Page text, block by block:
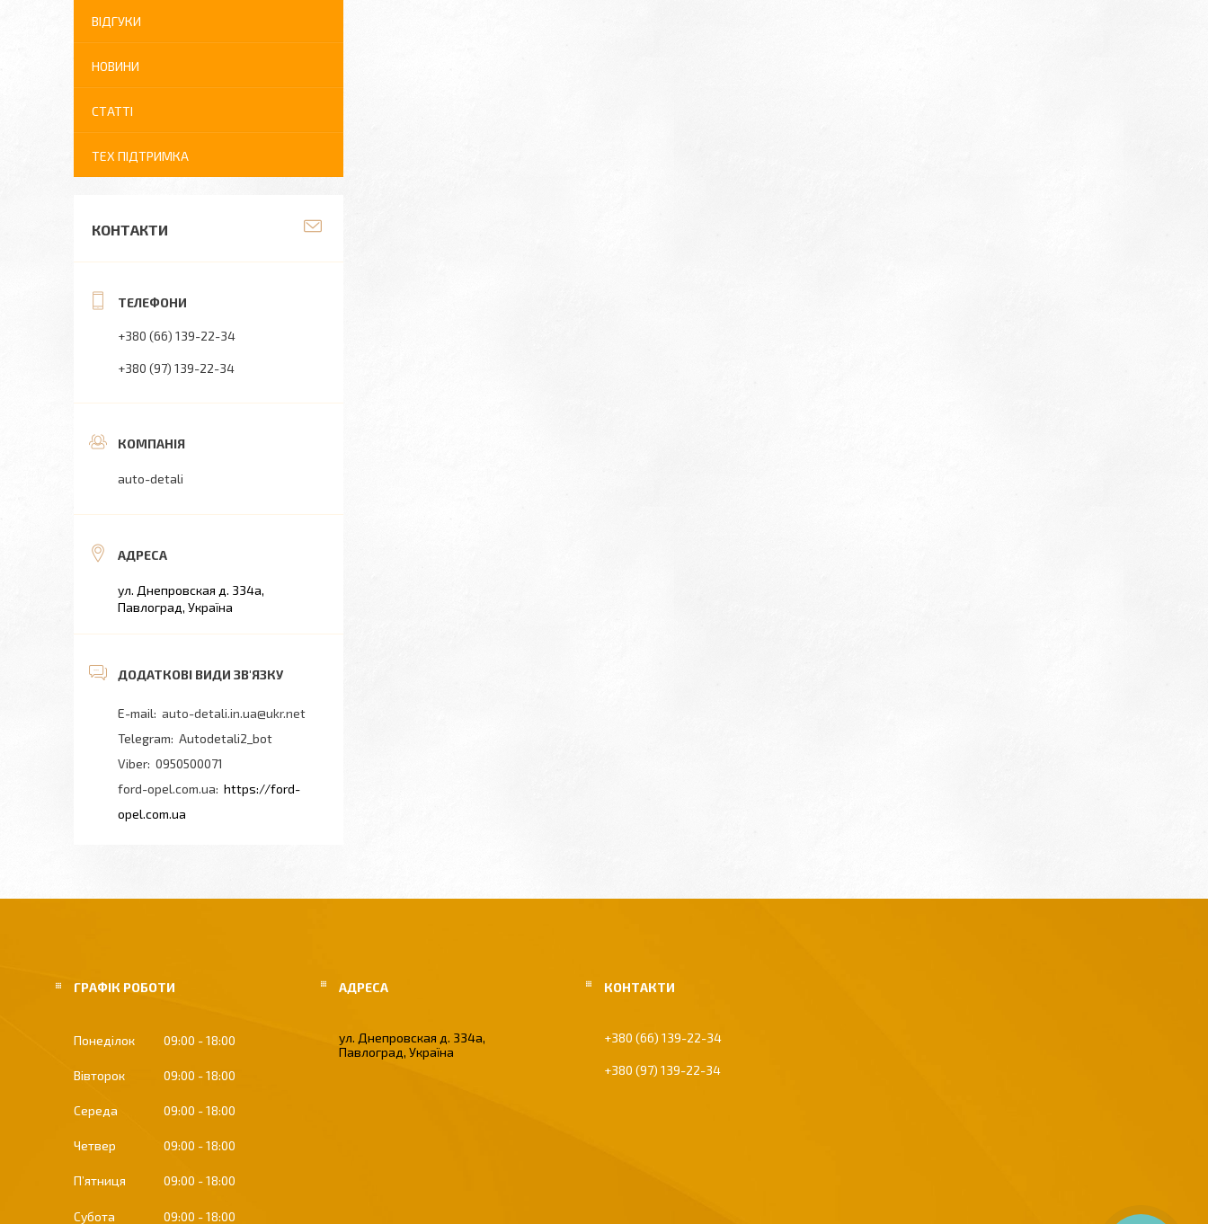
ВІДГУКИ
НОВИНИ
СТАТТІ
ТЕХ ПІДТРИМКА
КОНТАКТИ
+380 (66) 139-22-34
+380 (97) 139-22-34
auto-detali
ул. Днепровская д. 334а,
Павлоград, Україна
auto-detali.in.ua@ukr.net
Autodetali2_bot
0950500071
ford-opel.com.ua https://ford-
opel.com.ua
ГРАФІК РОБОТИ
Понеділок 09:00 18:00
Вівторок 09:00 18:00
Середа 09:00 18:00
Четвер 09:00 18:00
Пʼятниця 09:00 18:00
Субота 09:00 18:00
ул. Днепровская д. 334а,
Павлоград, Україна
+380 (66) 139-22-34
+380 (97) 139-22-34